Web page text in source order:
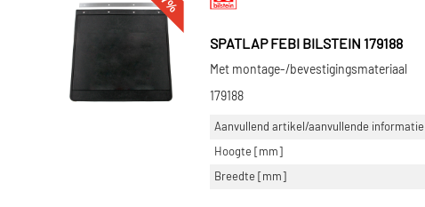
SPATLAP FEBI BILSTEIN 179188
Met montage-/bevestigingsmateriaal
179188
Aanvullend artikel/aanvullende informatie
Hoogte [mm]
Breedte [mm]